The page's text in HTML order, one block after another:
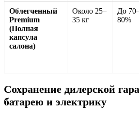
Облегченный
Premium
(Полная
капсула
салона)
Около 25–
35 кг
До
80%
Сохранение дилерской
батарею и электрику